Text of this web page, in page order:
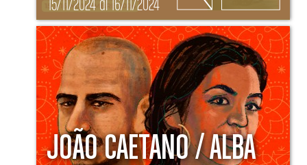
JOÃO CAETANO / ALBA